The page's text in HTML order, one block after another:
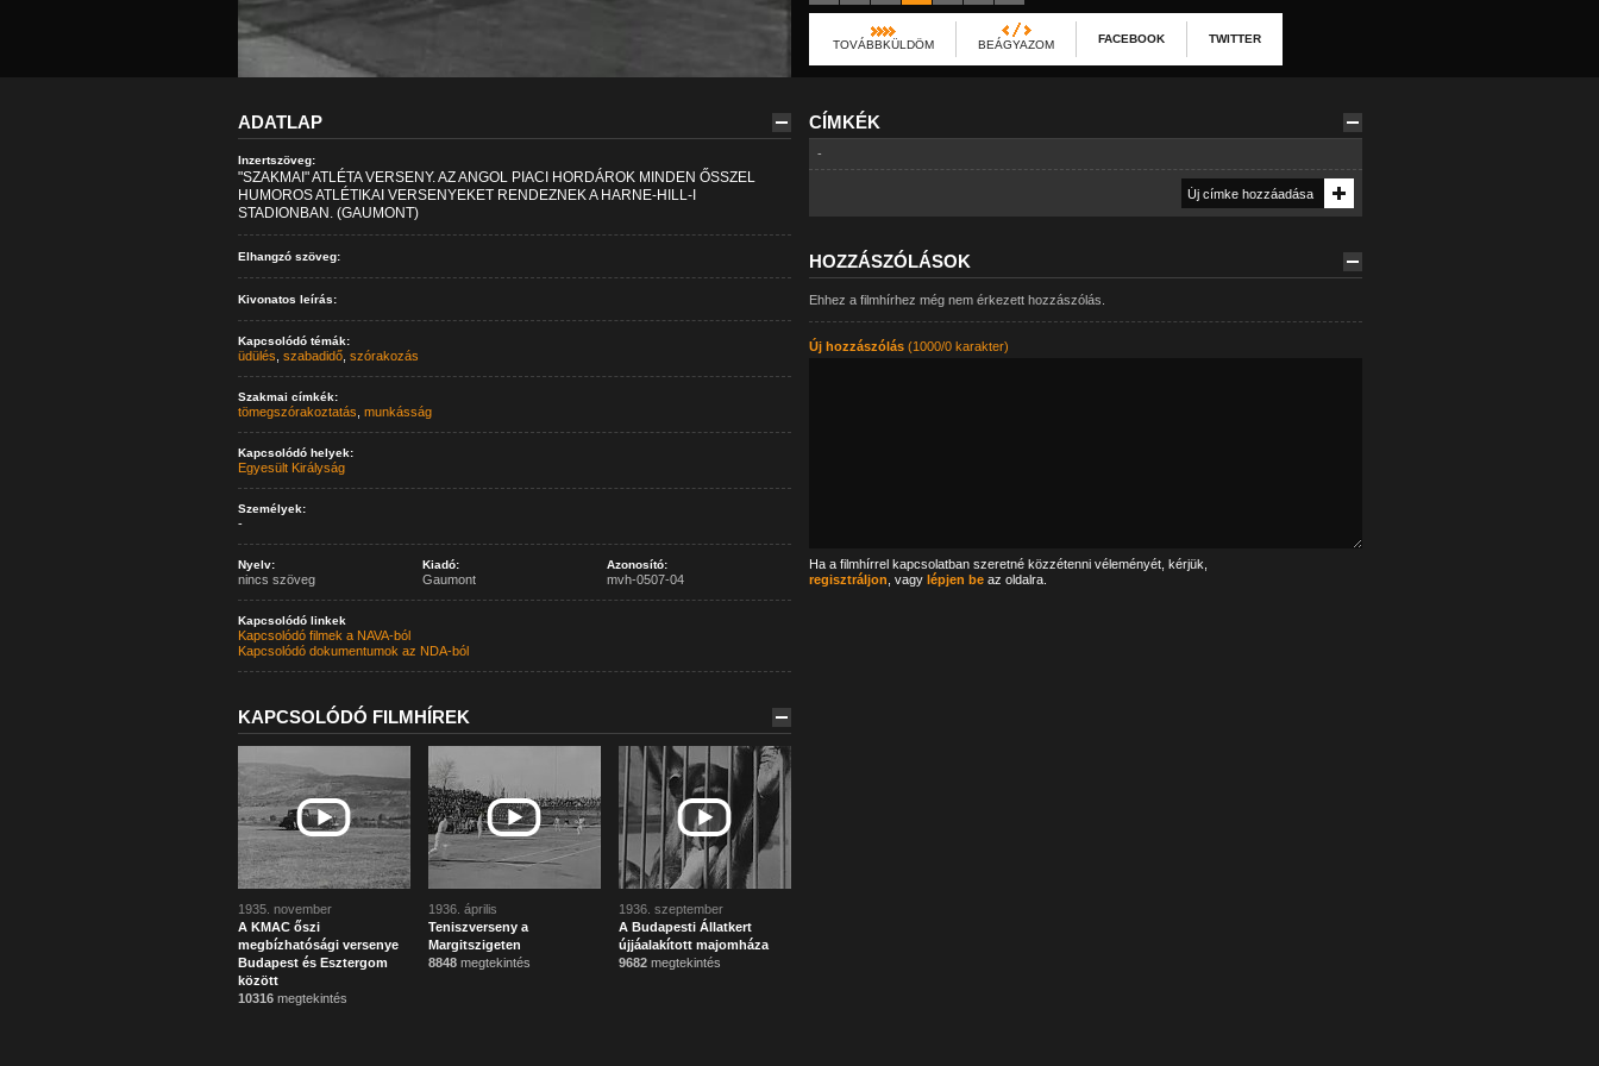
TOVÁBBKÜLDÖM BEÁGYAZOM FACEBOOK TWITTER
ADATLAP
Inzertszöveg:
"SZAKMAI" ATLÉTA VERSENY. AZ ANGOL PIACI HORDÁROK MINDEN ŐSSZEL
HUMOROS ATLÉTIKAI VERSENYEKET RENDEZNEK A HARNE-HILL-I
STADIONBAN. (GAUMONT)
Elhangzó szöveg:
Kivonatos leírás:
Kapcsolódó témák:
üdülés szabadidő, szórakozás
Szakmai címkék:
tömegszórakoztatás munkásság
Kapcsolódó helyek:
Egyesült Királyság
Személyek:
-
Nyelv:
nincs szöveg
Kiadó:
Gaumont
Azonosító:
mvh-0507-04
Kapcsolódó linkek
Kapcsolódó filmek a NAVA-ból
Kapcsolódó dokumentumok az NDA-ból
KAPCSOLÓDÓ FILMHÍREK
1935. november
A KMAC őszi
megbízhatósági versenye
Budapest és Esztergom
között
10316megtekintés
1936. április
Teniszverseny a
Margitszigeten
8848megtekintés
1936. szeptember
A Budapesti Állatkert
újjáalakított majomháza
9682megtekintés
CÍMKÉK
-
HOZZÁSZÓLÁSOK
Ehhez a filmhírhez még nem érkezett hozzászólás.
Új hozzászólás(1000/0 karakter)
Ha a filmhírrel kapcsolatban szeretné közzétenni véleményét, kérjük,
regisztráljon , vagy lépjen beaz oldalra.